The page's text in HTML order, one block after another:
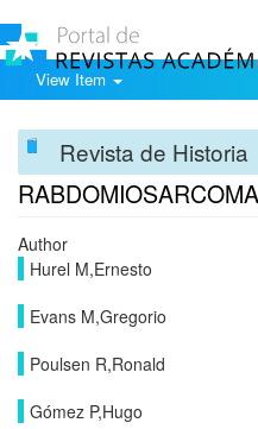
View Item
Revista de Historia
Author
Hurel M,Ernesto
Evans M,Gregorio
Poulsen R,Ronald
Gómez P,Hugo